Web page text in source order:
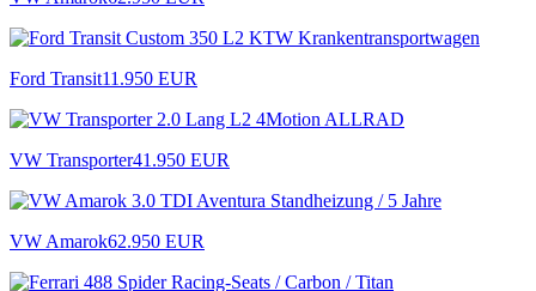
Ford Transit11.950 EUR
VW Transporter41.950 EUR
VW Amarok62.950 EUR